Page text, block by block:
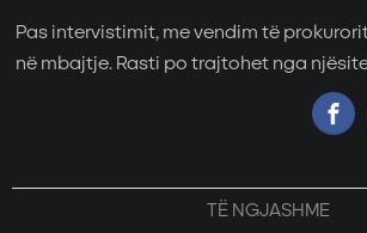
Pas intervistimit, me vendim të
në mbajtje. Rasti po trajtohet nga
TË NGJASHME